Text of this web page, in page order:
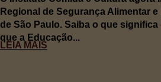
Regional de Segurança Alimentar
de São Paulo. Saiba o que
que a Educação...
LEIA MAIS